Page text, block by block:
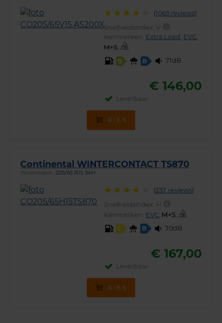
(1065 reviews)
Snelheidsindex:V
Kenmerken: Extra Load , EVC,
,
B
B 71dB
€ 146,00
Leverbaar
KIES
Continental WINTERCONTACT TS870
Winterband 205/65 R15 94H
(237 reviews)
Snelheidsindex: H
Kenmerken: EVC ,
,
C
B 70dB
€ 167,00
Leverbaar
KIES